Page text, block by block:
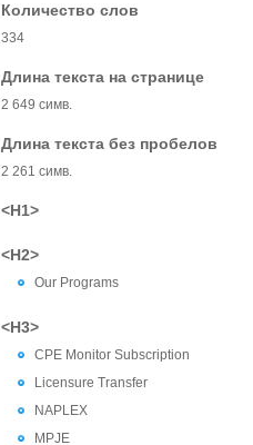
Количество слов
334
Длина текста на странице
2 649 симв.
Длина текста без пробелов
2 261 симв.
<H1>
<H2>
Our Programs
<H3>
CPE Monitor Subscription
Licensure Transfer
NAPLEX
MPJE